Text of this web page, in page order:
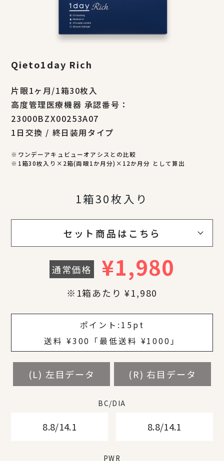
Qieto1day Rich
片眼1ヶ月/1箱30枚入
高度管理医療機器 承認番号：
23000BZX00253A07
1日交換 / 終日装用タイプ
※ワンデーアキュビューオアシスとの比較
※1箱30枚入り×2箱(両眼1か月分)×12か月分 として算出
1箱30枚入り
セット商品はこちら
通常価格 ¥1,980
※1箱あたり ¥1,980
¥
¥
¥
¥
¥
¥
ポイント: 15pt
送料 ¥300「最低送料 ¥1000」
(L) 左目データ (R) 右目データ
BC/DIA
8.8/14.1 8.8/14.1
PWR
(L) 左目データ (R) 右目データ
BC/DIA
8.8/14.1 8.8/14.1
PWR
(L) 左目データ (R) 右目データ
BC/DIA
8.8/14.1 8.8/14.1
PWR
(L) 左目データ (R) 右目データ
BC/DIA
8.8/14.1 8.8/14.1
PWR
(L) 左目データ (R) 右目データ
BC/DIA
8.8/14.1 8.8/14.1
PWR
(L) 左目データ (R) 右目データ
BC/DIA
8.8/14.1 8.8/14.1
PWR
(L) 左目データ (R) 右目データ
BC/DIA
8.8/14.1 8.8/14.1
PWR